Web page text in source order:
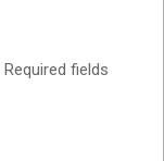
Required fields